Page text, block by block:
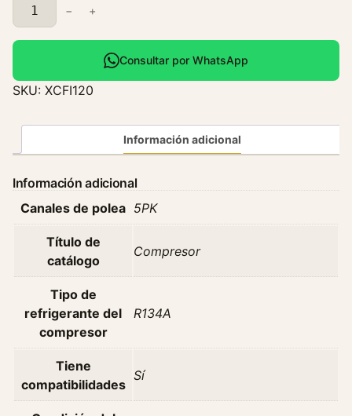
C
o
m
r
e
r
i
t
1
− +
Consultar por WhatsApp
SKU: XCFI120
Información adicional
Información adicional
Canales de polea 5PK
Título de
catálogo
Compresor
Tipo de
refrigerante del
compresor
R134A
Tiene
compatibilidades
Sí